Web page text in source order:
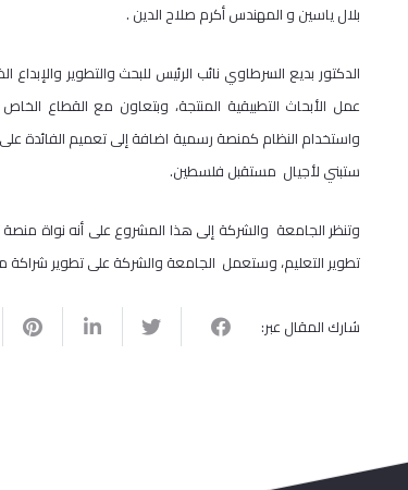
بلال ياسين و المهندس أكرم صلاح الدين .
الدكتور بديع السرطاوي نائب الرئيس للبحث والتطوير
عمل الأبحاث التطبيقية المنتجة، وبتعاون مع القطاع
واستخدام النظام كمنصة رسمية اضافة إلى تعميم الفائدة
ستبني لأجيال مستقبل فلسطين.
وتنظر الجامعة والشركة إلى هذا المشروع على أنه نواة
تطوير التعليم، وستعمل الجامعة والشركة على تطوير شراكة
شارك المقال عبر: